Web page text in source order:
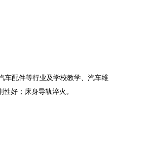
车配件等行业及学校教学、汽车维
性好；床身导轨淬火。